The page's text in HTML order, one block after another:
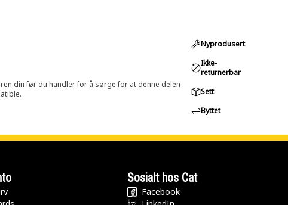
din før du handler for å sørge for at denne delen
Nyprodusert
Ikke-
returnerbar
Sett
Byttet
Sosialt hos Cat
Facebook